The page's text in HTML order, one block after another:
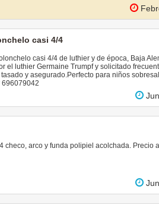
casi 4/4
casi 4/4 de luthier y de época, Baja
el luthier Germaine Trumpf y solicitado
y asegurado.Perfecto para niños
696079042
checo, arco y funda polipiel acolchada. Precio